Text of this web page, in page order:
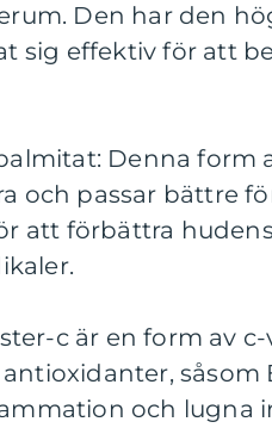
Den har den
sig effektiv för att
Denna form
och passar bättre
att förbättra
c är en form av
och lugna